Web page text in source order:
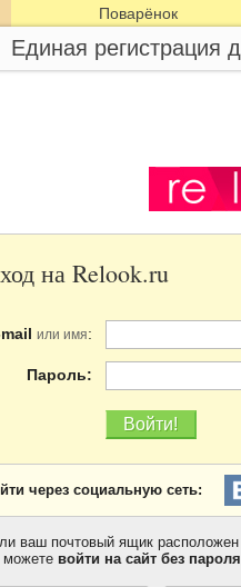
Поварёнок
Единая регистрация
на Relook.ru
или имя:
Пароль:
через социальную сеть:
ваш почтовый ящик
можете войти на сайт без пароля